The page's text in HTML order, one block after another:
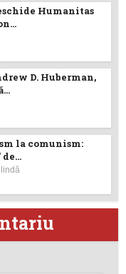
Humanitas
D. Huberman,
la comunism: